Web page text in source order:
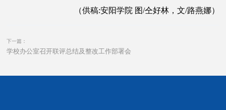
（供稿:安阳学院 图/仝好林，文/路燕娜）
下一篇：
学校办公室召开联评总结及整改工作部署会